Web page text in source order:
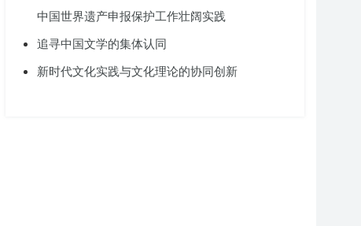
中国世界遗产申报保护工作壮阔实践
追寻中国文学的集体认同
新时代文化实践与文化理论的协同创新